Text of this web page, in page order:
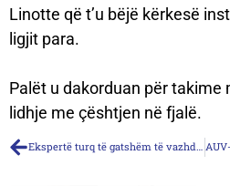
Linotte që t’u bëjë kërkesë
ligjit para.
Palët u dakorduan për takime
lidhje me çështjen në fjalë.
Ekspertë turq të gatshëm të vazhdojnë bashkëpunimin me OVK-në